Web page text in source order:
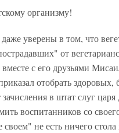
организму!
уверены в том, что
от
с его друзьями
отобрать
в штат слуг
воспитанников со
не есть ничего